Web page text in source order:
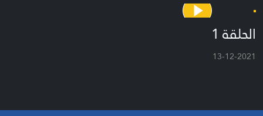
الحلقة 1
13-12-2021